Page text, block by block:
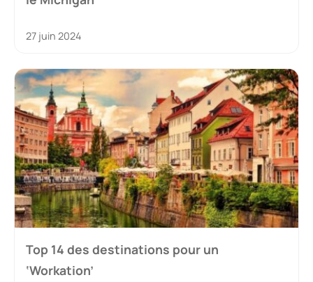
27 juin 2024
Top 14 des destinations pour un
‘Workation’